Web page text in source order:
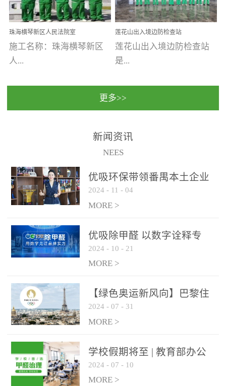
人人都爱护她、珍惜她、
她将越来越枝繁叶茂，终
将会成为一棵参天大树！
优吸环保截止2020年拥有
全国600家网点分支机构。
雅致酒店 东莞美豪雅
致酒店是为中高端人士...
州南沙区·香港科技大学(广
州)校区 工程案...
珠海横琴新区人民法院室
内除甲醛空气治理项目
施工名称：珠海横琴新区
人...
民法院室内除甲醛空气治
保施工日期：2020年1月珠
莲花山出入境边防检查站
室内除甲醛空气治理项目
莲花山出入境边防检查站
是...
国家通过设在对外开放口
（及各出入境边防检查
更多>>
新闻资讯
NEES
优吸环保带领番禺本​土企业
勇敢破局向“新”
2024 - 11 - 04
MORE >
优吸除甲醛 以数字诠释专
业，尽显除醛品牌实力！
2024 - 10 - 21
MORE >
【绿色奥运新风向】巴黎住
宿风波：优吸环保共建健康
绿色家居
2024 - 07 - 31
MORE >
学校假期将至 | 教育部办公
厅关于加强学校新建校舍室
内空气质量管理通知
2024 - 07 - 10
MORE >